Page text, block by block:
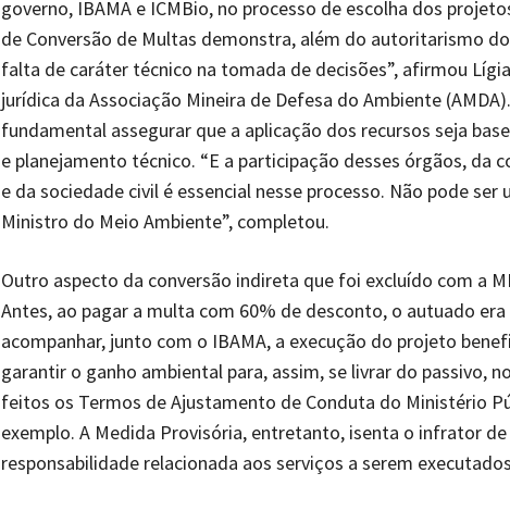
governo, IBAMA e ICMBio, no processo de escolha dos
de Conversão de Multas demonstra, além do autoritarismo
falta de caráter técnico na tomada de decisões”, afirmou
jurídica da Associação Mineira de Defesa do Ambiente
fundamental assegurar que a aplicação dos recursos seja
e planejamento técnico. “E a participação desses órgãos, da
e da sociedade civil é essencial nesse processo. Não pode
Ministro do Meio Ambiente”, completou.
Outro aspecto da conversão indireta que foi excluído com a
Antes, ao pagar a multa com 60% de desconto, o autuado
acompanhar, junto com o IBAMA, a execução do projeto
garantir o ganho ambiental para, assim, se livrar do passivo,
feitos os Termos de Ajustamento de Conduta do Ministério
exemplo. A Medida Provisória, entretanto, isenta o infrator de
responsabilidade relacionada aos serviços a serem